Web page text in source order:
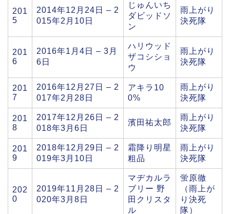
201
5
2014年12月24日 – 2
015年2月10日
じゅんいち
ダビッドソ
ン
雨上がり
決死隊
201
6
2016年1月4日 – 3月
6日
ハリウッド
ザコシショ
ウ
雨上がり
決死隊
201
7
2016年12月27日 – 2
017年2月28日
アキラ10
0%
雨上がり
決死隊
201
8
2017年12月26日 – 2
018年3月6日
濱田祐太郎
雨上がり
決死隊
201
9
2018年12月29日 – 2
019年3月10日
霜降り明星
粗品
雨上がり
決死隊
202
0
2019年11月28日 – 2
020年3月8日
マヂカルラ
ブリー 野
田クリスタ
ル
蛍原徹
（雨上が
り決死
隊）